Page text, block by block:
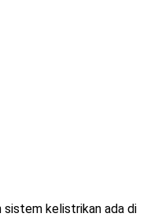
sistem kelistrikan ada di